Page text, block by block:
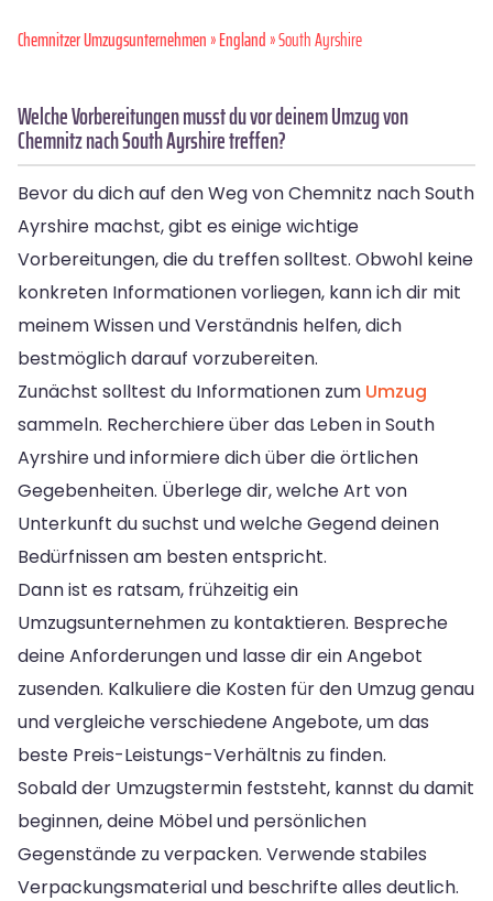
Chemnitzer Umzugsunternehmen»England» South Ayrshire
Welche Vorbereitungen musst du vor deinem Umzug von
Chemnitz nach South Ayrshire treffen?
Bevor du dich auf den Weg von Chemnitz nach South
Ayrshire machst, gibt es einige wichtige
Vorbereitungen, die du treffen solltest. Obwohl keine
konkreten Informationen vorliegen, kann ich dir mit
meinem Wissen und Verständnis helfen, dich
bestmöglich darauf vorzubereiten.
Zunächst solltest du Informationen zum Umzug
sammeln. Recherchiere über das Leben in South
Ayrshire und informiere dich über die örtlichen
Gegebenheiten. Überlege dir, welche Art von
Unterkunft du suchst und welche Gegend deinen
Bedürfnissen am besten entspricht.
Dann ist es ratsam, frühzeitig ein
Umzugsunternehmen zu kontaktieren. Bespreche
deine Anforderungen und lasse dir ein Angebot
zusenden. Kalkuliere die Kosten für den Umzug genau
und vergleiche verschiedene Angebote, um das
beste Preis-Leistungs-Verhältnis zu finden.
Sobald der Umzugstermin feststeht, kannst du damit
beginnen, deine Möbel und persönlichen
Gegenstände zu verpacken. Verwende stabiles
Verpackungsmaterial und beschrifte alles deutlich.